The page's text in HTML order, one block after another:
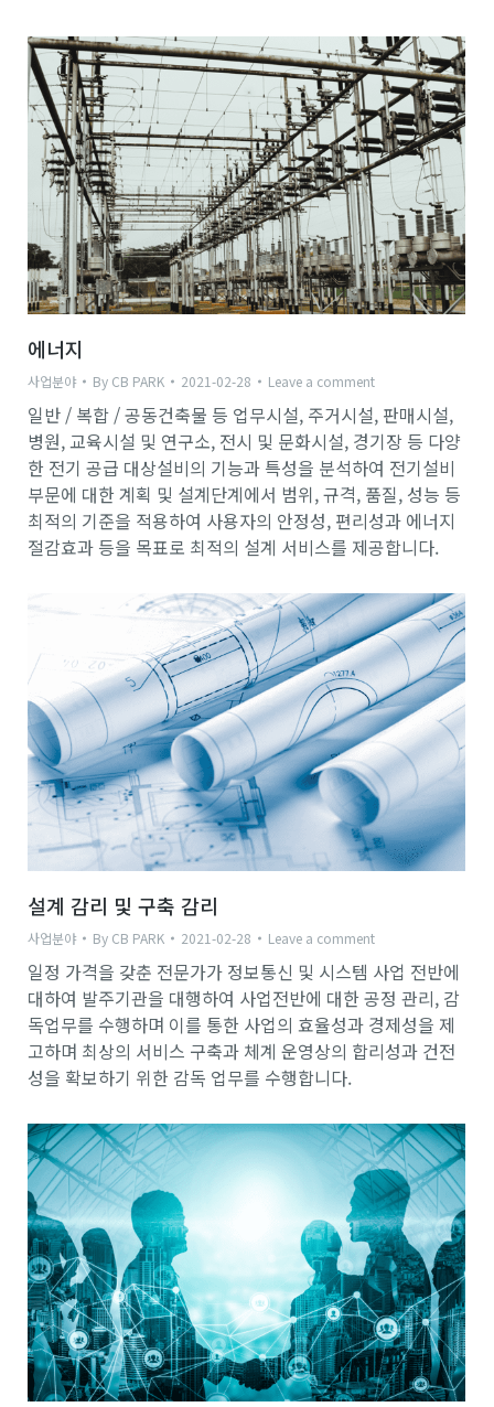
에너지
사업분야 By CB PARK 2021-02-28 Leave a comment
일반 / 복합 / 공동건축물 등 업무시설, 주거시설, 판매시설,
병원, 교육시설 및 연구소, 전시 및 문화시설, 경기장 등 다양
한 전기 공급 대상설비의 기능과 특성을 분석하여 전기설비
부문에 대한 계획 및 설계단계에서 범위, 규격, 품질, 성능 등
최적의 기준을 적용하여 사용자의 안정성, 편리성과 에너지
절감효과 등을 목표로 최적의 설계 서비스를 제공합니다.
설계 감리 및 구축 감리
사업분야 By CB PARK 2021-02-28 Leave a comment
일정 가격을 갖춘 전문가가 정보통신 및 시스템 사업 전반에
대하여 발주기관을 대행하여 사업전반에 대한 공정 관리, 감
독업무를 수행하며 이를 통한 사업의 효율성과 경제성을 제
고하며 최상의 서비스 구축과 체계 운영상의 합리성과 건전
성을 확보하기 위한 감독 업무를 수행합니다.